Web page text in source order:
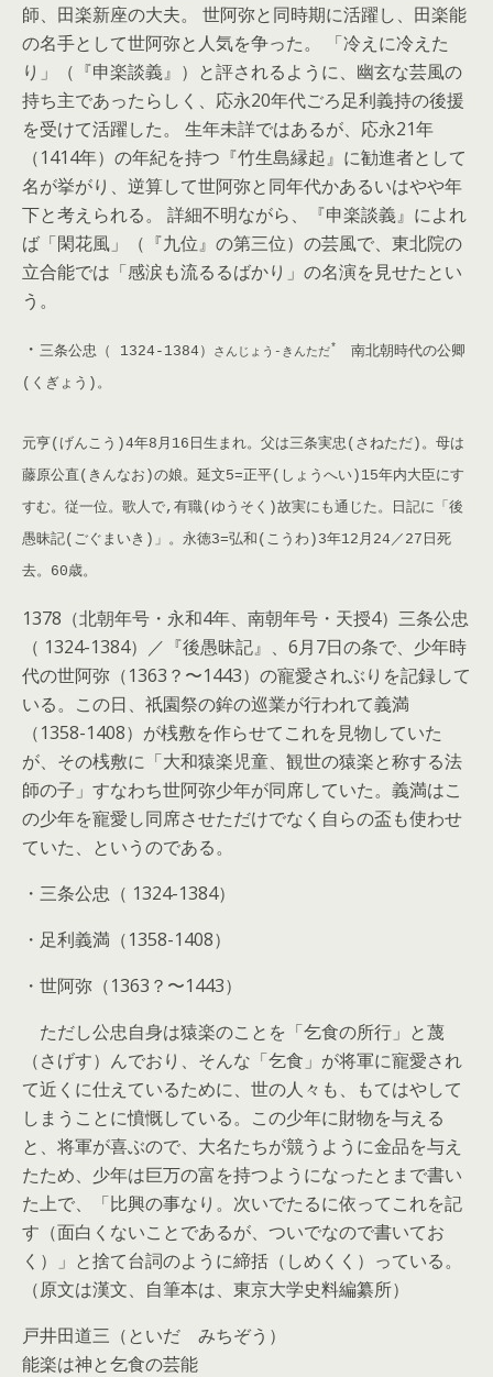
師、田楽新座の大夫。 世阿弥と同時期に活躍し、田楽能
の名手として世阿弥と人気を争った。 「冷えに冷えた
り」（『申楽談義』）と評されるように、幽玄な芸風の
持ち主であったらしく、応永20年代ごろ足利義持の後援
を受けて活躍した。 生年未詳ではあるが、応永21年
（1414年）の年紀を持つ『竹生島縁起』に勧進者として
名が挙がり、逆算して世阿弥と同年代かあるいはやや年
下と考えられる。 詳細不明ながら、『申楽談義』によれ
ば「閑花風」（『九位』の第三位）の芸風で、東北院の
立合能では「感涙も流るるばかり」の名演を見せたとい
う。
・ 三条公忠（ 1324-1384） さんじょう-きんただ*
南北朝時代の公卿
(くぎょう)。
元亨(げんこう)4年8月16日生まれ。父は三条実忠(さねただ)。母は
藤原公直(きんなお)の娘。延文5=正平(しょうへい)15年内大臣にす
すむ。従一位。歌人で,有職(ゆうそく)故実にも通じた。日記に「後
愚昧記(ごぐまいき)」。永徳3=弘和(こうわ)3年12月24／27日死
去。60歳。
1378（北朝年号・永和4年、南朝年号・天授4）三条公忠
（ 1324-1384） ／『後愚昧記』、6月7日の条で、少年時
代の世阿弥（1363？〜1443）の寵愛されぶりを記録して
いる。この日、祇園祭の鉾の巡業が行われて義満
（1358-1408）が桟敷を作らせてこれを見物していた
が、その桟敷に「大和猿楽児童、観世の猿楽と称する法
師の子」すなわち世阿弥少年が同席していた。義満はこ
の少年を寵愛し同席させただけでなく自らの盃も使わせ
ていた、というのである。
・三条公忠 （ 1324-1384）
・足利義満（1358-1408）
・世阿弥（1363？〜1443）
ただし公忠自身は猿楽のことを「乞食の所行」と蔑
（さげす）んでおり、そんな「乞食」が将軍に寵愛され
て近くに仕えているために、世の人々も、もてはやして
しまうことに憤慨している。この少年に財物を与える
と、将軍が喜ぶので、大名たちが競うように金品を与え
たため、少年は巨万の富を持つようになったとまで書い
た上で、「比興の事なり。次いでたるに依ってこれを記
す（面白くないことであるが、ついでなので書いてお
く）」と捨て台詞のように締括（しめくく）っている。
（原文は漢文、自筆本は、東京大学史料編纂所）
戸井田道三（といだ みちぞう）
能楽は神と乞食の芸能